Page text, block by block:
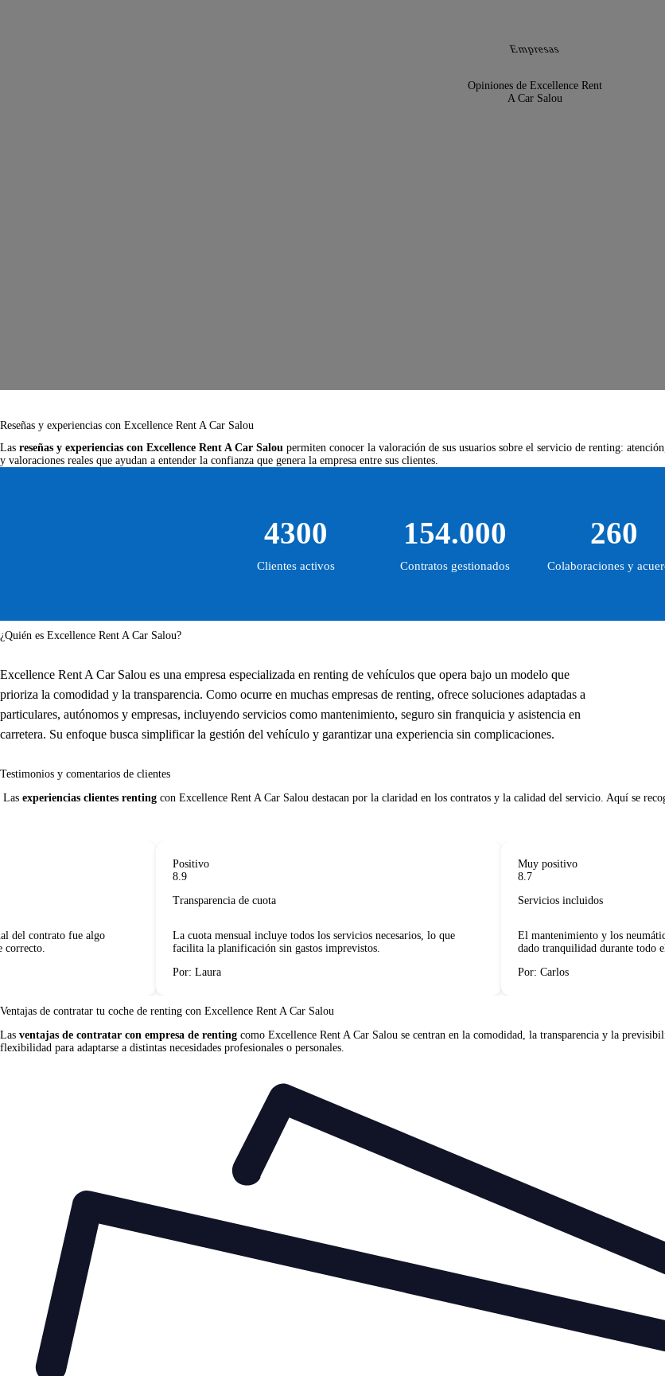
Empresas
Opiniones de Excellence Rent
A Car Salou
Reseñas y experiencias con Excellence Rent A Car Salou
Las reseñas y experiencias con Excellence Rent A Car Salou permiten conocer la valoración de sus usuarios sobre el servicio de renting:
y valoraciones reales que ayudan a entender la confianza que genera la empresa entre sus clientes.
4300
Clientes activos
154.000
Contratos gestionados
260
Colaboraciones y
¿Quién es Excellence Rent A Car Salou?
Excellence Rent A Car Salou es una empresa especializada en renting de vehículos que opera bajo un modelo que
prioriza la comodidad y la transparencia. Como ocurre en muchas empresas de renting, ofrece soluciones adaptadas a
particulares, autónomos y empresas, incluyendo servicios como mantenimiento, seguro sin franquicia y asistencia en
carretera. Su enfoque busca simplificar la gestión del vehículo y garantizar una experiencia sin complicaciones.
Testimonios y comentarios de clientes
Las experiencias clientes renting con Excellence Rent A Car Salou destacan por la claridad en los contratos y la calidad del servicio. Aquí se
contrato fue algo
Positivo
8.9
Transparencia de cuota
La cuota mensual incluye todos los servicios necesarios, lo que
facilita la planificación sin gastos imprevistos.
Por: Laura
Muy positivo
8.7
Servicios incluidos
El mantenimiento y los
dado tranquilidad durante todo el
Por: Carlos
Ventajas de contratar tu coche de renting con Excellence Rent A Car Salou
Las ventajas de contratar con empresa de renting como Excellence Rent A Car Salou se centran en la comodidad, la transparencia y la
flexibilidad para adaptarse a distintas necesidades profesionales o personales.